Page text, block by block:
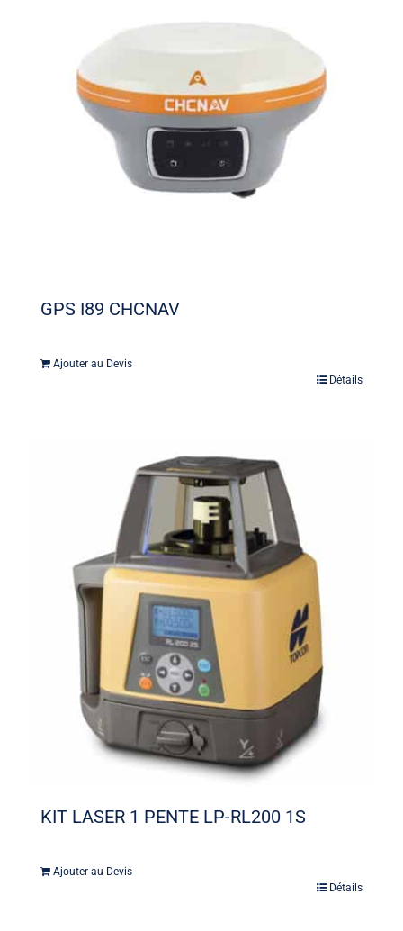
GPS I89 CHCNAV
Ajouter au Devis
Détails
KIT LASER 1 PENTE LP-RL200 1S
Ajouter au Devis
Détails